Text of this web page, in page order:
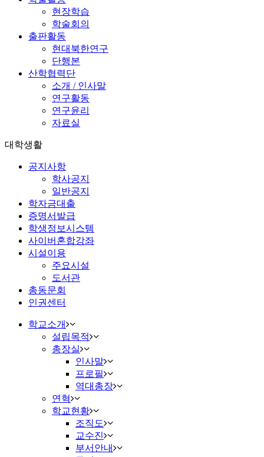
현장학습
학술회의
출판활동
현대북한연구
단행본
산학협력단
소개 / 인사말
연구활동
연구윤리
자료실
대학생활
공지사항
학사공지
일반공지
학자금대출
증명서발급
학생정보시스템
사이버혼합강좌
시설이용
주요시설
도서관
총동문회
인권센터
학교소개
설립목적
총장실
인사말
프로필
역대총장
연혁
학교현황
조직도
교수진
부서안내